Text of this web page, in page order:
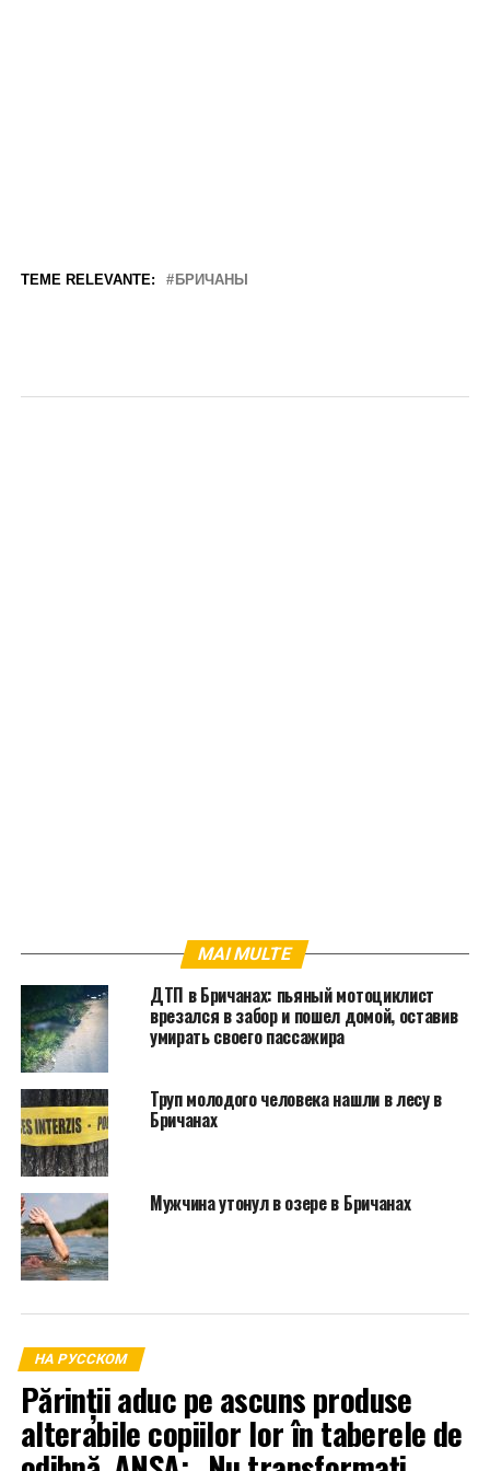
TEME RELEVANTE: БРИЧАНЫ
MAI MULTE
ДТП в Бричанах: пьяный мотоциклист
врезался в забор и пошел домой, оставив
умирать своего пассажира
Труп молодого человека нашли в лесу в
Бричанах
Мужчина утонул в озере в Бричанах
НА РУССКОМ
Părinții aduc pe ascuns produse
alterabile copiilor lor în taberele de